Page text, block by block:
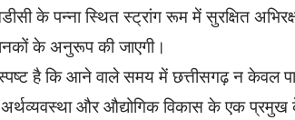
के पन्ना स्थित स्ट्रांग रूम में सुरक्षित
के अनुरूप की जाएगी।
है कि आने वाले समय में छत्तीसगढ़ न केवल
और औद्योगिक विकास के एक